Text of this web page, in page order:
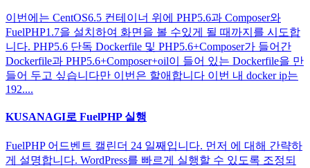
이번에는 CentOS6.5 컨테이너 위에 PHP5.6과 Composer와
FuelPHP1.7을 설치하여 화면을 볼 수있게 될 때까지를 시도합
니다. PHP5.6 단독 Dockerfile 및 PHP5.6+Composer가 들어간
Dockerfile과 PHP5.6+Composer+oil이 들어 있는 Dockerfile을 만
들어 두고 싶습니다만 이번은 할애합니다 이번 내 docker ip는
192....
KUSANAGI로 FuelPHP 실행
FuelPHP 어드벤트 캘린더 24 일째입니다. 먼저 에 대해 간략하
게 설명합니다. WordPress를 빠르게 실행할 수 있도록 조정되